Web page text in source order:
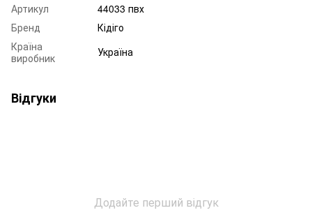
Артикул
44033 пвх
Бренд
Кідіго
Країна
виробник
Україна
Відгуки
Додайте перший відгук